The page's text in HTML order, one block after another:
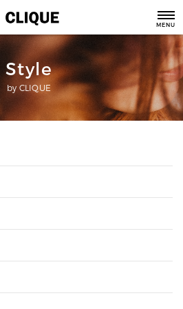
MENU
Style
by CLIQUE